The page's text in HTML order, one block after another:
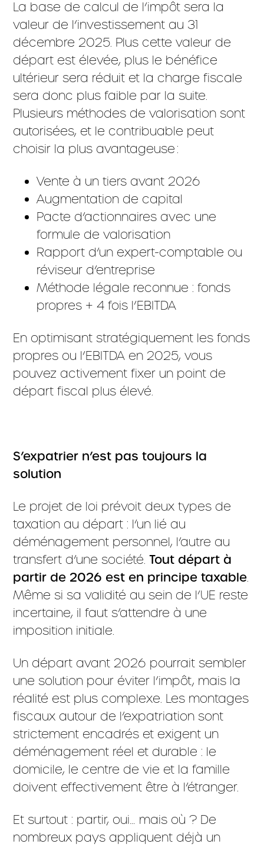
La base de calcul de l’impôt sera la
valeur de l’investissement au 31
décembre 2025. Plus cette valeur de
départ est élevée, plus le bénéfice
ultérieur sera réduit et la charge fiscale
sera donc plus faible par la suite.
Plusieurs méthodes de valorisation sont
autorisées, et le contribuable peut
choisir la plus avantageuse :
Vente à un tiers avant 2026
Augmentation de capital
Pacte d’actionnaires avec une
formule de valorisation
Rapport d’un expert-comptable ou
réviseur d’entreprise
Méthode légale reconnue : fonds
propres + 4 fois l’EBITDA
En optimisant stratégiquement les fonds
propres ou l’EBITDA en 2025, vous
pouvez activement fixer un point de
départ fiscal plus élevé.
S’expatrier n’est pas toujours la
solution
Le projet de loi prévoit deux types de
taxation au départ : l’un lié au
déménagement personnel, l’autre au
transfert d’une société.Tout départ à
partir de 2026 est en principe taxable.
Même si sa validité au sein de l’UE reste
incertaine, il faut s’attendre à une
imposition initiale.
Un départ avant 2026 pourrait sembler
une solution pour éviter l’impôt, mais la
réalité est plus complexe. Les montages
fiscaux autour de l’expatriation sont
strictement encadrés et exigent un
déménagement réel et durable : le
domicile, le centre de vie et la famille
doivent effectivement être à l’étranger.
Et surtout : partir, oui… mais où ? De
nombreux pays appliquent déjà un